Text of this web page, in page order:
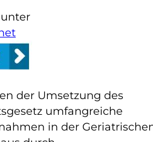
der Umsetzung des
umfangreiche
in der